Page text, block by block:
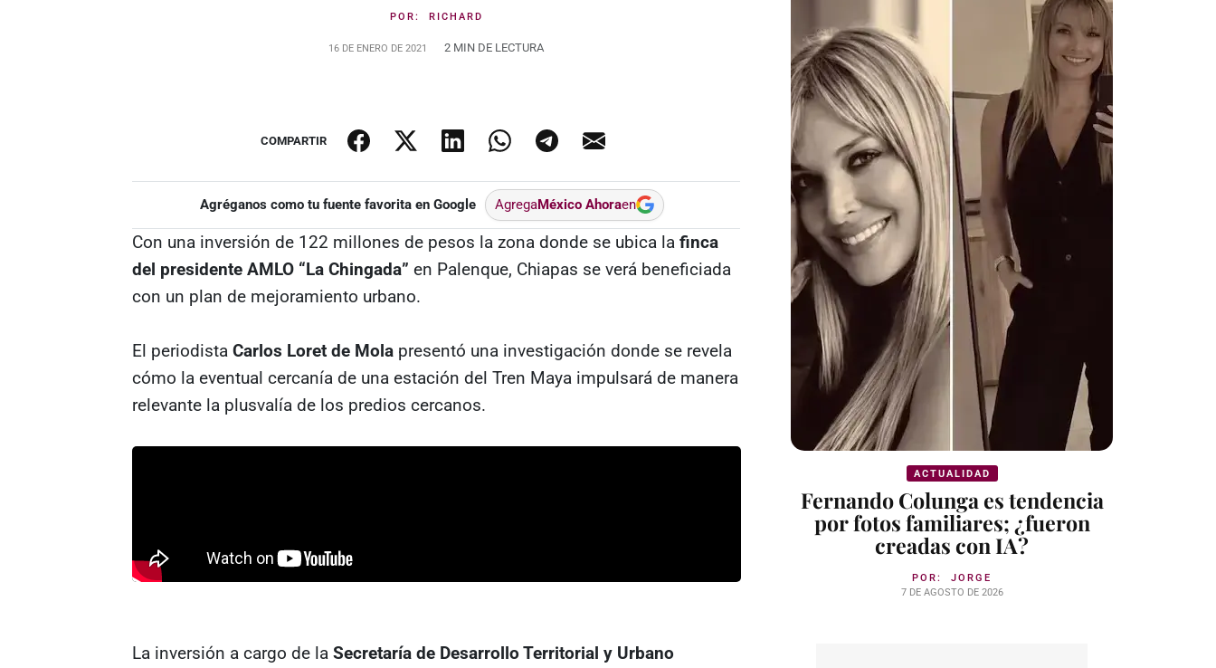
POR: RICHARD
16 DE ENERO DE 2021 2 MIN DE LECTURA
COMPARTIR
Agréganos como tu fuente favorita en Google AgregaMéxico Ahoraen
Con una inversión de 122 millones de pesos la zona donde se ubica la finca
del presidente AMLO “La Chingada” en Palenque, Chiapas se verá beneficiada
con un plan de mejoramiento urbano.
El periodista Carlos Loret de Molapresentó una investigación donde se revela
cómo la eventual cercanía de una estación del Tren Maya impulsará de manera
relevante la plusvalía de los predios cercanos.
La inversión a cargo de la Secretaría de Desarrollo Territorial y Urbano
ACTUALIDAD
Fernando Colunga es tendencia
por fotos familiares; ¿fueron
creadas con IA?
POR: JORGE
7 DE AGOSTO DE 2026